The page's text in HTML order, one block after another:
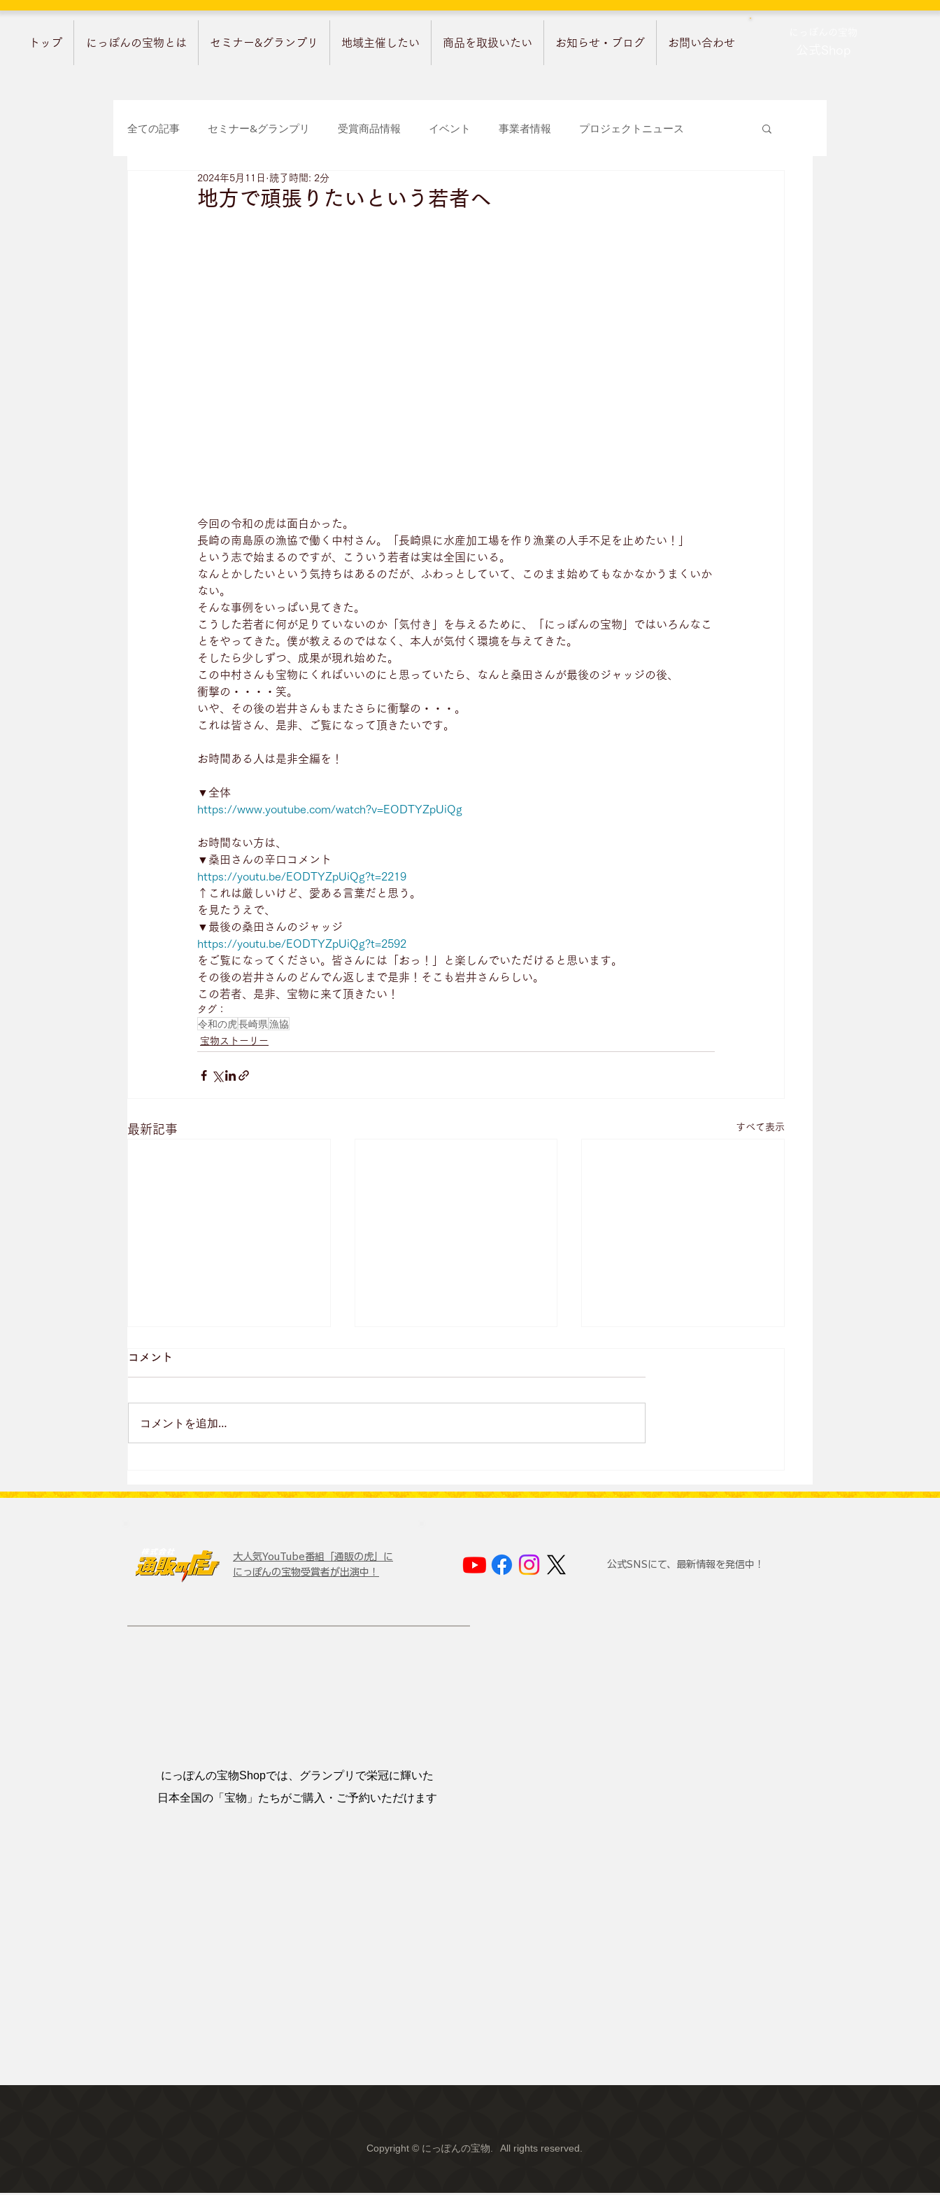
トップ にっぽんの宝物とは セミナー&グランプリ 地域主催したい 商品を取扱いたい お知らせ・ブログ お問い合わせ
全ての記事 セミナー&グランプリ 受賞商品情報 イベント 事業者情報 プロジェクトニュース
宝物ストーリー 羽根コラム
地方で頑張りたいという若者へ
2024年5月11日 読了時間: 2分
今回の令和の虎は面白かった。
長崎の南島原の漁協で働く中村さん。「長崎県に水産加工場を作り漁業の人手不足を止めたい！」
という志で始まるのですが、こういう若者は実は全国にいる。
なんとかしたいという気持ちはあるのだが、ふわっとしていて、このまま始めてもなかなかうまくいか
ない。
そんな事例をいっぱい見てきた。
こうした若者に何が足りていないのか「気付き」を与えるために、「にっぽんの宝物」ではいろんなこ
とをやってきた。僕が教えるのではなく、本人が気付く環境を与えてきた。
そしたら少しずつ、成果が現れ始めた。
この中村さんも宝物にくればいいのにと思っていたら、なんと桑田さんが最後のジャッジの後、
衝撃の・・・・笑。
いや、その後の岩井さんもまたさらに衝撃の・・・。
これは皆さん、是非、ご覧になって頂きたいです。
お時間ある人は是非全編を！
▼全体
https://www.youtube.com/watch?v=EODTYZpUiQg
お時間ない方は、
▼桑田さんの辛口コメント
https://youtu.be/EODTYZpUiQg?t=2219
↑これは厳しいけど、愛ある言葉だと思う。
を見たうえで、
▼最後の桑田さんのジャッジ
https://youtu.be/EODTYZpUiQg?t=2592
をご覧になってください。皆さんには「おっ！」と楽しんでいただけると思います。
その後の岩井さんのどんでん返しまで是非！そこも岩井さんらしい。
この若者、是非、宝物に来て頂きたい！
タグ：
令和の虎長崎県漁協
宝物ストーリー
最新記事 すべて表示
【注目記事公開】
賀の作り手3人が問う「地
エ姉妹の異次元コラボ始まる
コメント
コメントを追加…
にっぽんの宝物Shopでは、グランプリで栄冠に輝いた
日本全国の「宝物」たちがご購入・ご予約いただけます
大人気YouTube番組「通販の虎」に
にっぽんの宝物受賞者が出演中！
公式SNSにて、最新情報を発信中！
Copyright © にっぽんの宝物. All rights reserved.